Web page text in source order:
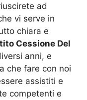
ad
vi serve in
chiara e
Cessione Del
anni, e
che fare con noi
assistiti e
competenti e